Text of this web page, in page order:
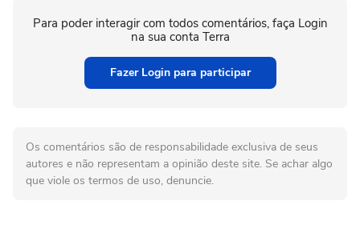
Para poder interagir com todos comentários, faça Login
na sua conta Terra
Fazer Login para participar
Os comentários são de responsabilidade exclusiva de seus
autores e não representam a opinião deste site. Se achar algo
que viole os termos de uso, denuncie.